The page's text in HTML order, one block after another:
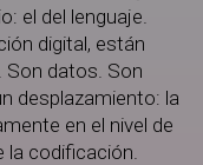
el del lenguaje.
digital, están
Son datos. Son
desplazamiento: la
en el nivel de
la codificación.